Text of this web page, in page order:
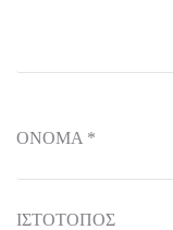
ΌΝΟΜΑ *
ΙΣΤΌΤΟΠΟΣ